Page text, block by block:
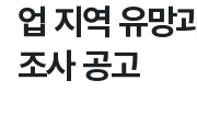
업 지역 유망
조사 공고